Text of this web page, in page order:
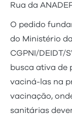
Rua da
O pedido
do Ministério
CGPNI/DEIDT/
busca ativa de
vaciná-las na
vacinação,
sanitárias